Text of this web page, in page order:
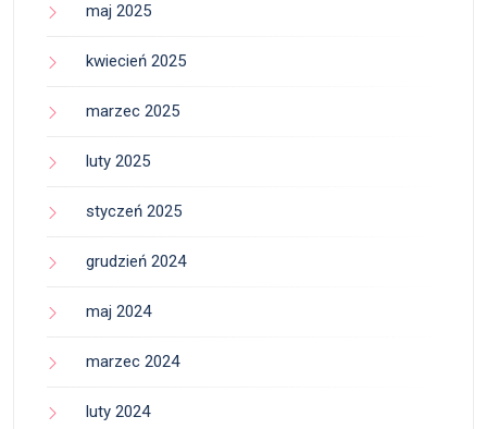
maj 2025
kwiecień 2025
marzec 2025
luty 2025
styczeń 2025
grudzień 2024
maj 2024
marzec 2024
luty 2024